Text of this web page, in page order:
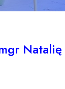
Natalię